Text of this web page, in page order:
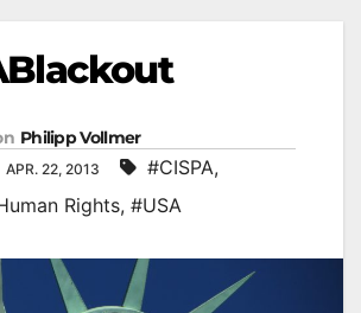
Philipp Vollmer
APR. 22, 2013 #CISPA,
Rights, #USA